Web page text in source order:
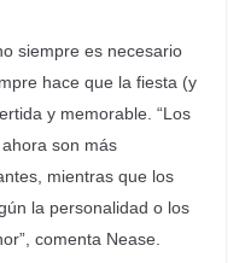
siempre es necesario
hace que la fiesta (y
y memorable. “Los
son más
mientras que los
la personalidad o los
comenta Nease.